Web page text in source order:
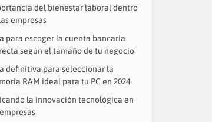
del bienestar laboral dentro
empresas
para escoger la cuenta bancaria
según el tamaño de tu negocio
definitiva para seleccionar la
RAM ideal para tu PC en 2024
la innovación tecnológica en